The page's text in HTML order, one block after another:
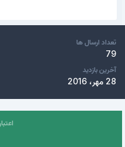
تعداد ارسال ها
79
آخرین بازدید
28 مهر، 2016